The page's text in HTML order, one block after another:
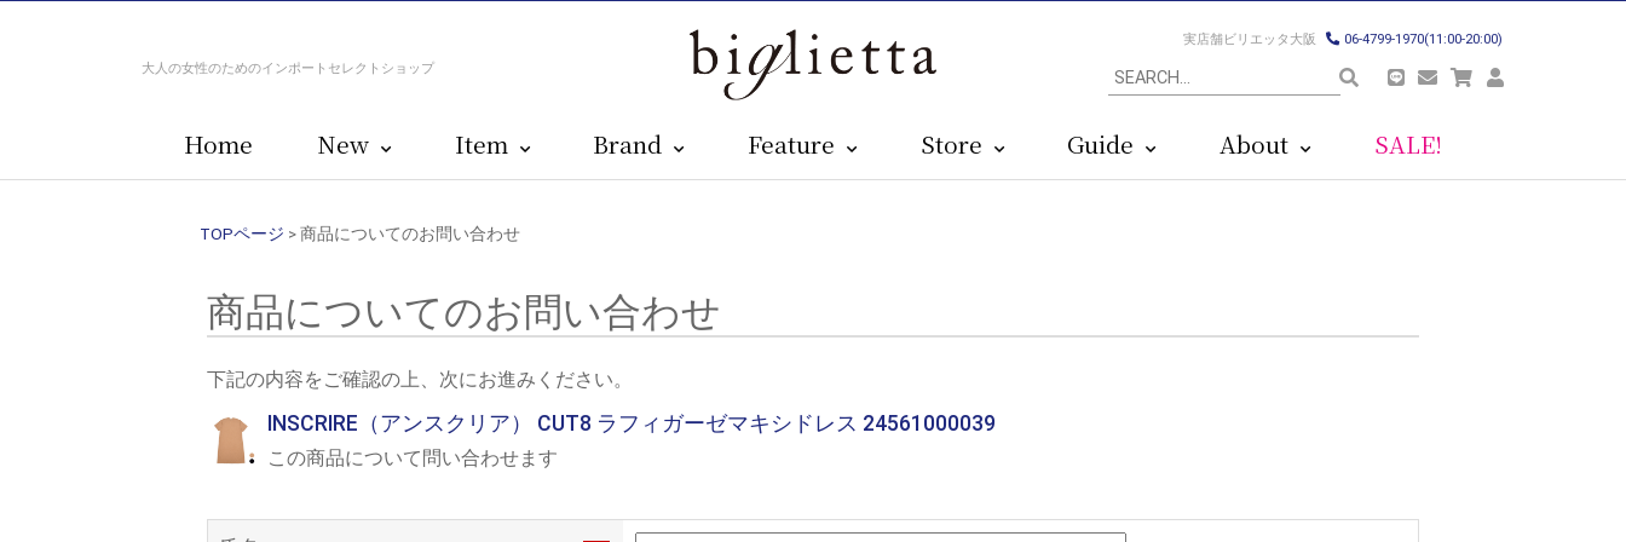
大人の女性のためのインポートセレクトショップ
実店舗ビリエッタ大阪 06-4799-1970(11:00-20:00)
Home New Item Brand Feature Store Guide About SALE!
TOPページ > 商品についてのお問い合わせ
商品についてのお問い合わせ
下記の内容をご確認の上、次にお進みください。
INSCRIRE（アンスクリア） CUT8 ラフィガーゼマキシドレス 24561000039
この商品について問い合わせます